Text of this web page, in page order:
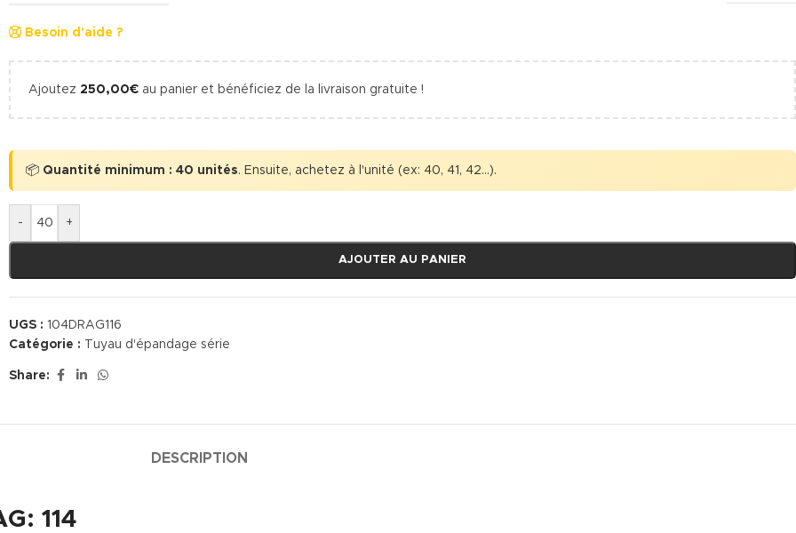
Besoin d'aide ?
Ajoutez 250,00€ au panier et bénéficiez de la livraison gratuite !
📦 Quantité minimum : 40 unités. Ensuite, achetez à l'unité (ex: 40, 41, 42...).
- +
AJOUTER AU PANIER
UGS : 104DRAG116
Catégorie :
Tuyau d'épandage série
Share:
DESCRIPTION
114